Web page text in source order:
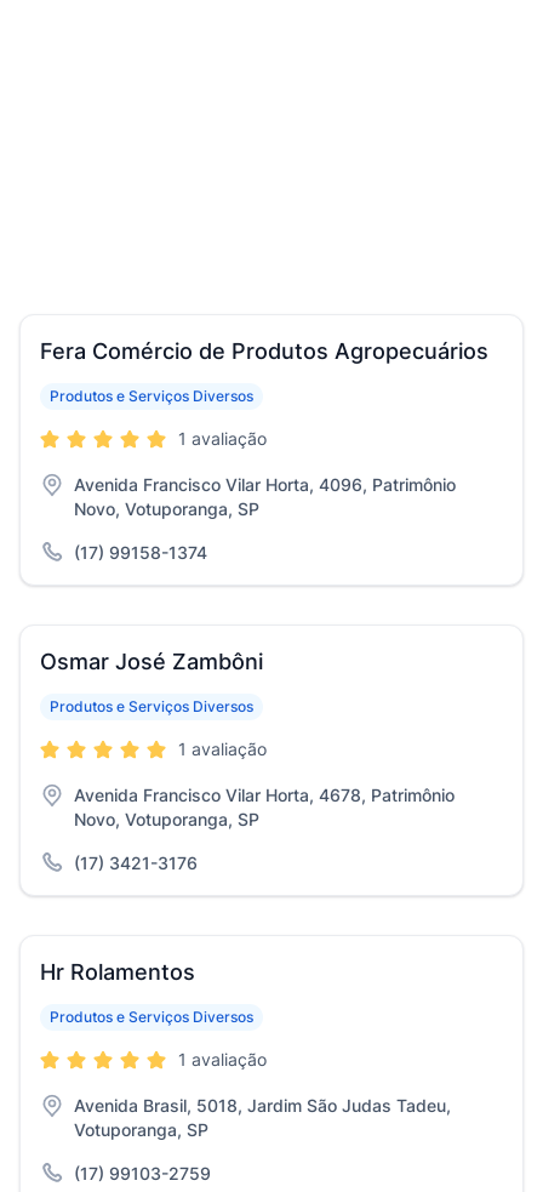
Fera Comércio de Produtos Agropecuários
Produtos e Serviços Diversos
1 avaliação
Avenida Francisco Vilar Horta, 4096, Patrimônio
Novo, Votuporanga, SP
(17) 99158-1374
Osmar José Zambôni
Produtos e Serviços Diversos
1 avaliação
Avenida Francisco Vilar Horta, 4678, Patrimônio
Novo, Votuporanga, SP
(17) 3421-3176
Hr Rolamentos
Produtos e Serviços Diversos
1 avaliação
Avenida Brasil, 5018, Jardim São Judas Tadeu,
Votuporanga, SP
(17) 99103-2759